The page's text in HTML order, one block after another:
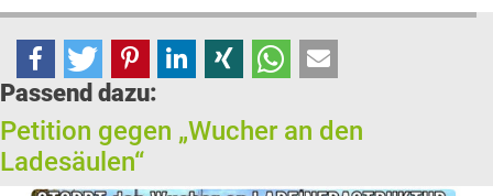
Passend dazu:
Petition gegen „Wucher an den
Ladesäulen“